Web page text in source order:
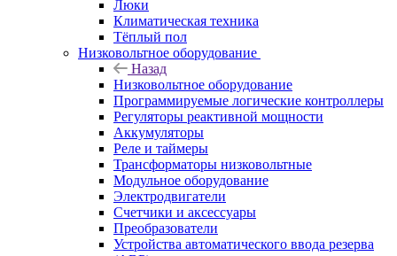
Люки
Климатическая техника
Тёплый пол
Низковольтное оборудование
Назад
Низковольтное оборудование
Программируемые логические контроллеры
Регуляторы реактивной мощности
Аккумуляторы
Реле и таймеры
Трансформаторы низковольтные
Модульное оборудование
Электродвигатели
Счетчики и аксессуары
Преобразователи
Устройства автоматического ввода резерва